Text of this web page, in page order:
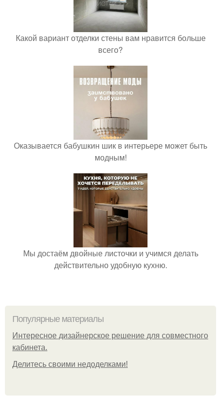
Какой вариант отделки стены вам нравится больше
всего?
Оказывается бабушкин шик в интерьере может быть
модным!
Мы достаём двойные листочки и учимся делать
действительно удобную кухню.
Популярные материалы
Интересное дизайнерское решение для совместного
кабинета.
Делитесь своими недоделками!